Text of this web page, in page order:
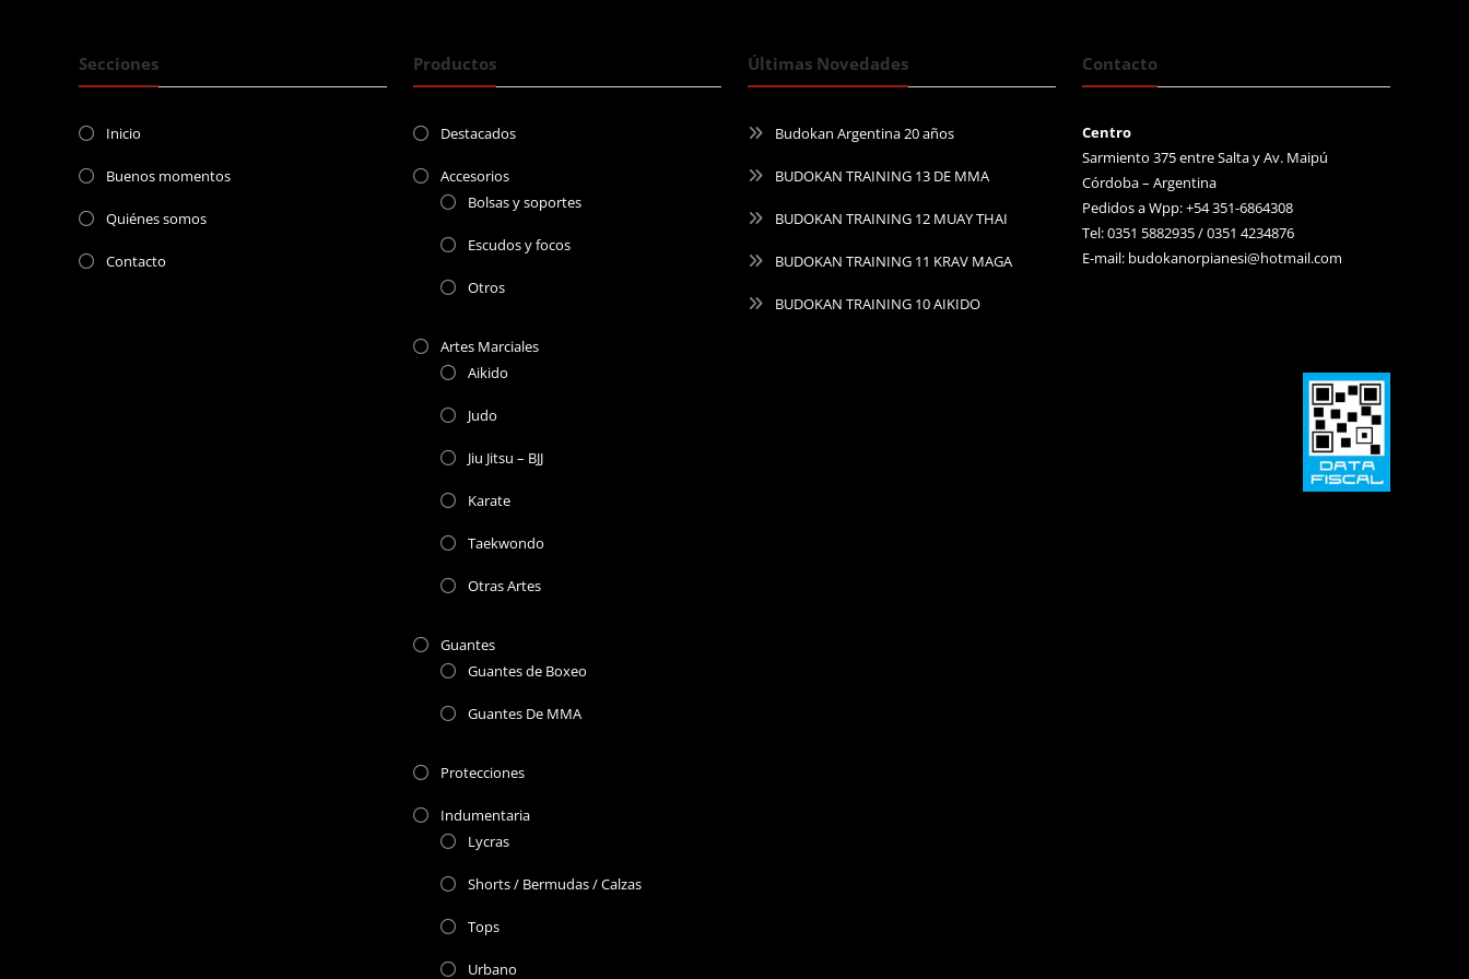
Secciones
Inicio
Buenos momentos
Quiénes somos
Contacto
Productos
Destacados
Accesorios
Bolsas y soportes
Escudos y focos
Otros
Artes Marciales
Aikido
Judo
Jiu Jitsu – BJJ
Karate
Taekwondo
Otras Artes
Guantes
Guantes de Boxeo
Guantes De MMA
Protecciones
Indumentaria
Lycras
Shorts / Bermudas / Calzas
Tops
Urbano
Últimas Novedades
Budokan Argentina 20 años
BUDOKAN TRAINING 13 DE MMA
BUDOKAN TRAINING 12 MUAY THAI
BUDOKAN TRAINING 11 KRAV MAGA
BUDOKAN TRAINING 10 AIKIDO
Contacto
Centro
Sarmiento 375 entre Salta y Av. Maipú
Córdoba – Argentina
Pedidos a Wpp: +54 351-6864308
Tel: 0351 5882935 / 0351 4234876
E-mail: budokanorpianesi@hotmail.com